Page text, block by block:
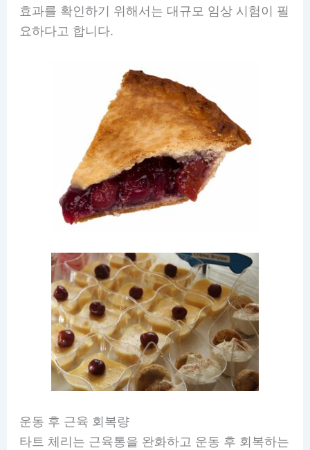
효과를 확인하기 위해서는 대규모 임상 시험이 필
요하다고 합니다.
운동 후 근육 회복량
타트 체리는 근육통을 완화하고 운동 후 회복하는